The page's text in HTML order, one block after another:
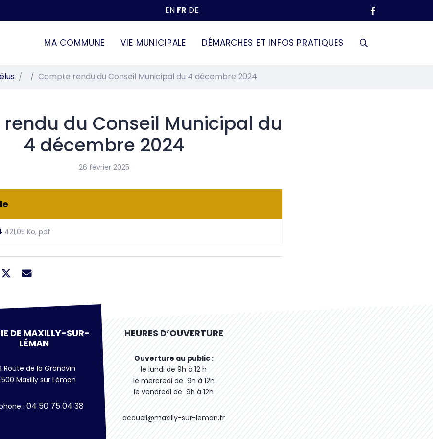
EN FR DE
MA COMMUNE VIE MUNICIPALE DÉMARCHES ET INFOS PRATIQUES RECHERCHE
Compte rendu du Conseil Municipal du 4 décembre 2024
du Conseil Municipal du
4 décembre 2024
26 février 2025
421,05 Ko, pdf
DE MAXILLY-SUR-
LÉMAN
Route de la Grandvin
Maxilly sur Léman
: 04 50 75 04 38
HEURES D’OUVERTURE
Ouverture au public :
le lundi de 9h à 12 h
le mercredi de 9h à 12h
le vendredi de 9h à 12h
accueil@maxilly-sur-leman.fr